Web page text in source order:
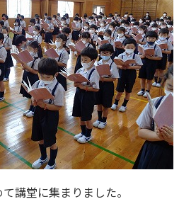
講堂に集まりました。